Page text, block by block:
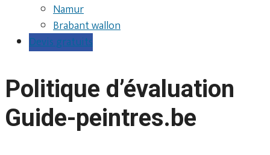
Namur
Brabant wallon
Devis gratuits
Politique d’évaluation
Guide-peintres.be